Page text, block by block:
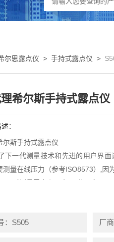
尔思露点仪 > 手持式露点仪 >
希尔斯手持式露点仪
：
尔斯手持式露点仪
下一代测量技术和先进的用户界
测量在线压力（参考ISO8573）,因
：S505 厂